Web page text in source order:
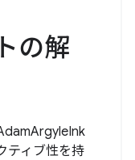
の解
ティブ性を持